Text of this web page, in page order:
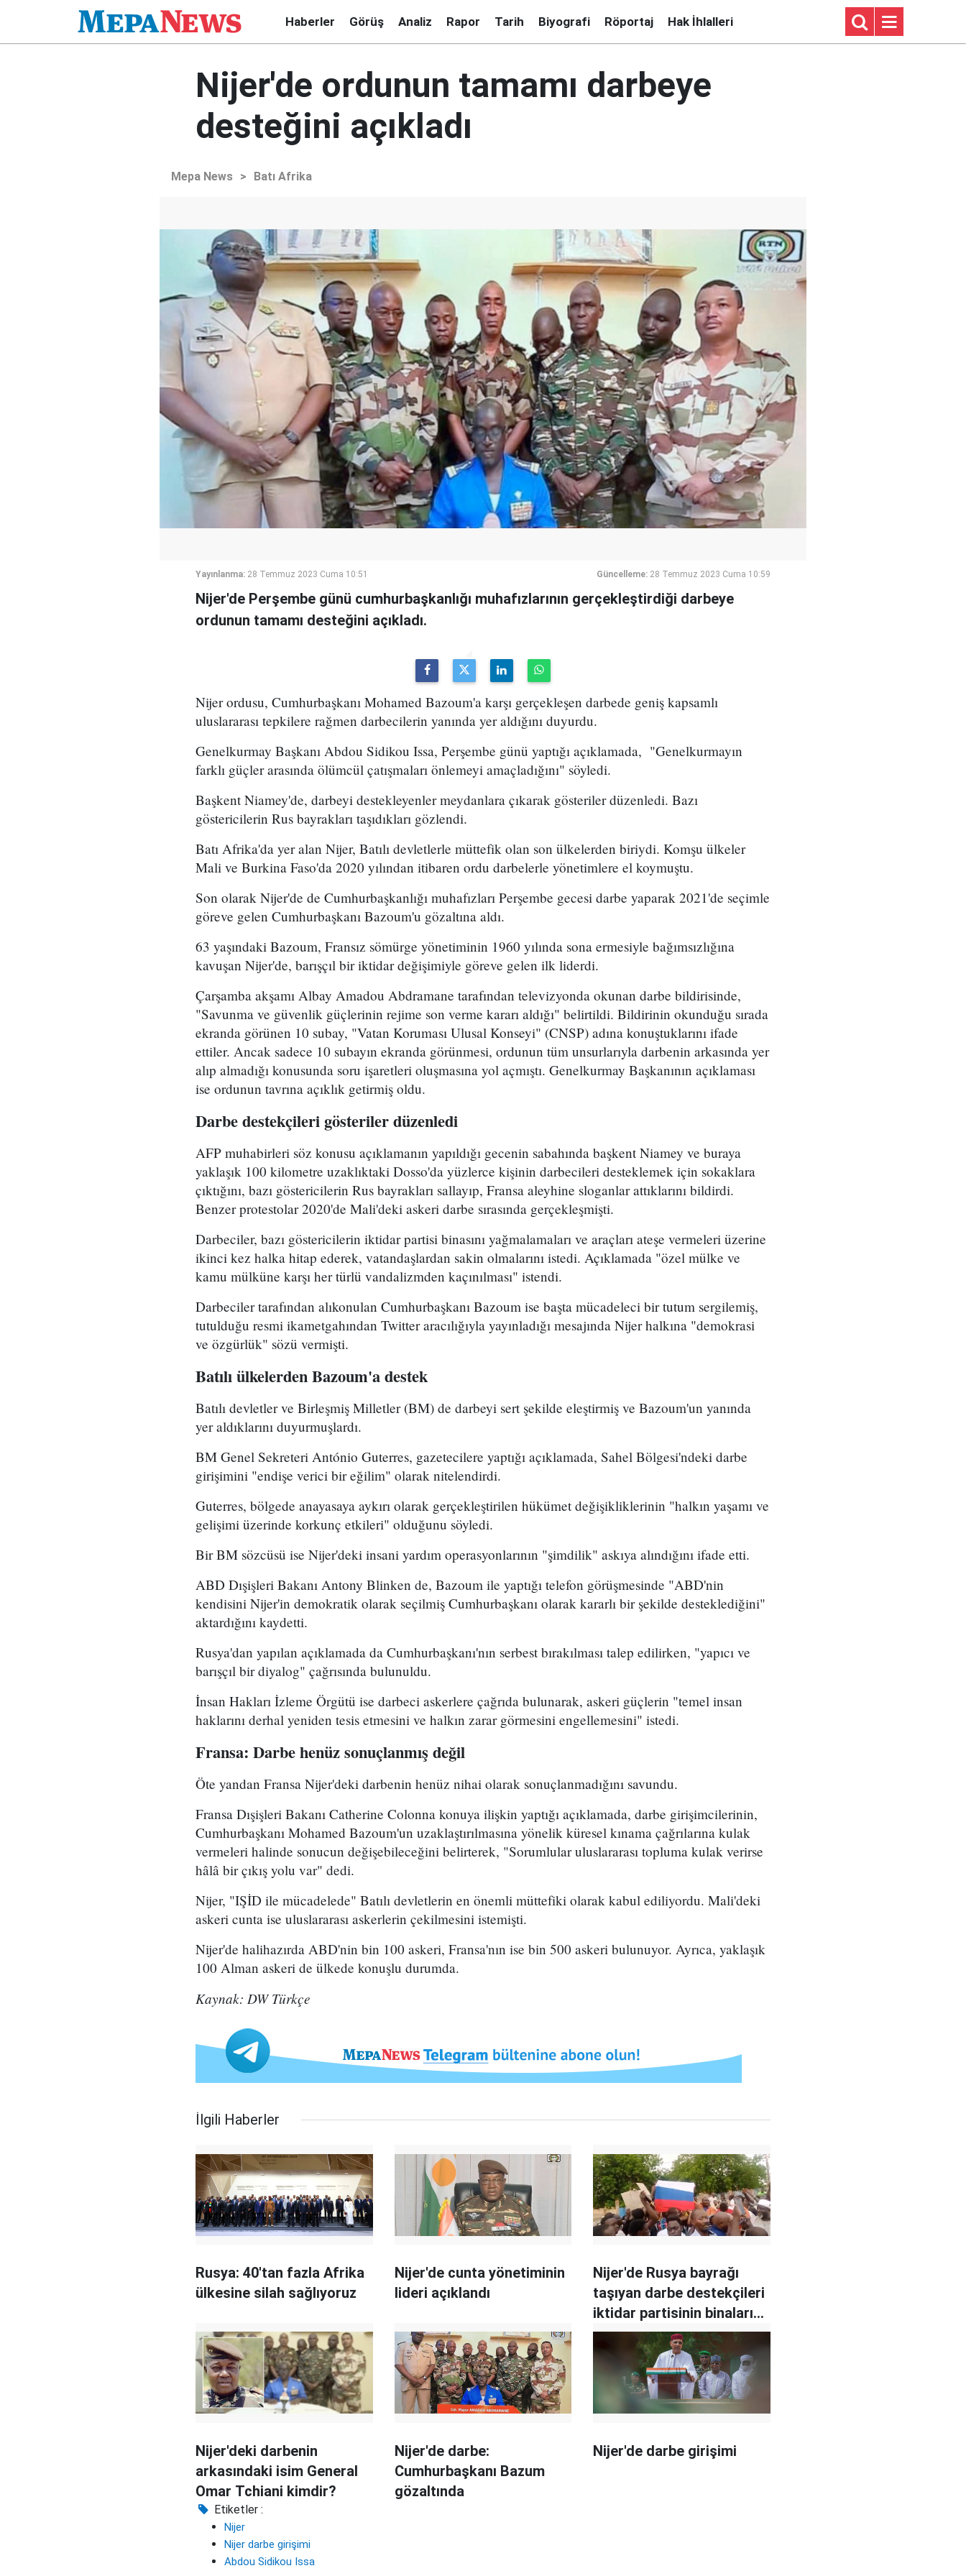
Haberler Görüş Analiz Rapor Tarih Biyografi Röportaj Hak İhlalleri
Nijer'de ordunun tamamı darbeye
desteğini açıkladı
Mepa News > Batı Afrika
Yayınlanma: 28 Temmuz 2023 Cuma 10:51 Güncelleme: 28 Temmuz 2023 Cuma 10:59
Nijer'de Perşembe günü cumhurbaşkanlığı muhafızlarının gerçekleştirdiği darbeye
ordunun tamamı desteğini açıkladı.
Nijer ordusu, Cumhurbaşkanı Mohamed Bazoum'a karşı gerçekleşen darbede geniş kapsamlı
uluslararası tepkilere rağmen darbecilerin yanında yer aldığını duyurdu.
Genelkurmay Başkanı Abdou Sidikou Issa, Perşembe günü yaptığı açıklamada, "Genelkurmayın
farklı güçler arasında ölümcül çatışmaları önlemeyi amaçladığını" söyledi.
Başkent Niamey'de, darbeyi destekleyenler meydanlara çıkarak gösteriler düzenledi. Bazı
göstericilerin Rus bayrakları taşıdıkları gözlendi.
Batı Afrika'da yer alan Nijer, Batılı devletlerle müttefik olan son ülkelerden biriydi. Komşu ülkeler
Mali ve Burkina Faso'da 2020 yılından itibaren ordu darbelerle yönetimlere el koymuştu.
Son olarak Nijer'de de Cumhurbaşkanlığı muhafızları Perşembe gecesi darbe yaparak 2021'de seçimle
göreve gelen Cumhurbaşkanı Bazoum'u gözaltına aldı.
63 yaşındaki Bazoum, Fransız sömürge yönetiminin 1960 yılında sona ermesiyle bağımsızlığına
kavuşan Nijer'de, barışçıl bir iktidar değişimiyle göreve gelen ilk liderdi.
Çarşamba akşamı Albay Amadou Abdramane tarafından televizyonda okunan darbe bildirisinde,
"Savunma ve güvenlik güçlerinin rejime son verme kararı aldığı" belirtildi. Bildirinin okunduğu sırada
ekranda görünen 10 subay, "Vatan Koruması Ulusal Konseyi" (CNSP) adına konuştuklarını ifade
ettiler. Ancak sadece 10 subayın ekranda görünmesi, ordunun tüm unsurlarıyla darbenin arkasında yer
alıp almadığı konusunda soru işaretleri oluşmasına yol açmıştı. Genelkurmay Başkanının açıklaması
ise ordunun tavrına açıklık getirmiş oldu.
Darbe destekçileri gösteriler düzenledi
AFP muhabirleri söz konusu açıklamanın yapıldığı gecenin sabahında başkent Niamey ve buraya
yaklaşık 100 kilometre uzaklıktaki Dosso'da yüzlerce kişinin darbecileri desteklemek için sokaklara
çıktığını, bazı göstericilerin Rus bayrakları sallayıp, Fransa aleyhine sloganlar attıklarını bildirdi.
Benzer protestolar 2020'de Mali'deki askeri darbe sırasında gerçekleşmişti.
Darbeciler, bazı göstericilerin iktidar partisi binasını yağmalamaları ve araçları ateşe vermeleri üzerine
ikinci kez halka hitap ederek, vatandaşlardan sakin olmalarını istedi. Açıklamada "özel mülke ve
kamu mülküne karşı her türlü vandalizmden kaçınılması" istendi.
Darbeciler tarafından alıkonulan Cumhurbaşkanı Bazoum ise başta mücadeleci bir tutum sergilemiş,
tutulduğu resmi ikametgahından Twitter aracılığıyla yayınladığı mesajında Nijer halkına "demokrasi
ve özgürlük" sözü vermişti.
Batılı ülkelerden Bazoum'a destek
Batılı devletler ve Birleşmiş Milletler (BM) de darbeyi sert şekilde eleştirmiş ve Bazoum'un yanında
yer aldıklarını duyurmuşlardı.
BM Genel Sekreteri António Guterres, gazetecilere yaptığı açıklamada, Sahel Bölgesi'ndeki darbe
girişimini "endişe verici bir eğilim" olarak nitelendirdi.
Guterres, bölgede anayasaya aykırı olarak gerçekleştirilen hükümet değişikliklerinin "halkın yaşamı ve
gelişimi üzerinde korkunç etkileri" olduğunu söyledi.
Bir BM sözcüsü ise Nijer'deki insani yardım operasyonlarının "şimdilik" askıya alındığını ifade etti.
ABD Dışişleri Bakanı Antony Blinken de, Bazoum ile yaptığı telefon görüşmesinde "ABD'nin
kendisini Nijer'in demokratik olarak seçilmiş Cumhurbaşkanı olarak kararlı bir şekilde desteklediğini"
aktardığını kaydetti.
Rusya'dan yapılan açıklamada da Cumhurbaşkanı'nın serbest bırakılması talep edilirken, "yapıcı ve
barışçıl bir diyalog" çağrısında bulunuldu.
İnsan Hakları İzleme Örgütü ise darbeci askerlere çağrıda bulunarak, askeri güçlerin "temel insan
haklarını derhal yeniden tesis etmesini ve halkın zarar görmesini engellemesini" istedi.
Fransa: Darbe henüz sonuçlanmış değil
Öte yandan Fransa Nijer'deki darbenin henüz nihai olarak sonuçlanmadığını savundu.
Fransa Dışişleri Bakanı Catherine Colonna konuya ilişkin yaptığı açıklamada, darbe girişimcilerinin,
Cumhurbaşkanı Mohamed Bazoum'un uzaklaştırılmasına yönelik küresel kınama çağrılarına kulak
vermeleri halinde sonucun değişebileceğini belirterek, "Sorumlular uluslararası topluma kulak verirse
hâlâ bir çıkış yolu var" dedi.
Nijer, "IŞİD ile mücadelede" Batılı devletlerin en önemli müttefiki olarak kabul ediliyordu. Mali'deki
askeri cunta ise uluslararası askerlerin çekilmesini istemişti.
Nijer'de halihazırda ABD'nin bin 100 askeri, Fransa'nın ise bin 500 askeri bulunuyor. Ayrıca, yaklaşık
100 Alman askeri de ülkede konuşlu durumda.
Kaynak: DW Türkçe
İlgili Haberler
Rusya: 40'tan fazla Afrika
ülkesine silah sağlıyoruz
Nijer'de cunta yönetiminin
lideri açıklandı
Nijer'de Rusya bayrağı
taşıyan darbe destekçileri
iktidar partisinin binalarını
ateşe verdi
Nijer'deki darbenin
arkasındaki isim General
Omar Tchiani kimdir?
Nijer'de darbe:
Cumhurbaşkanı Bazum
gözaltında
Nijer'de darbe girişimi
Etiketler :
Nijer
Nijer darbe girişimi
Abdou Sidikou Issa